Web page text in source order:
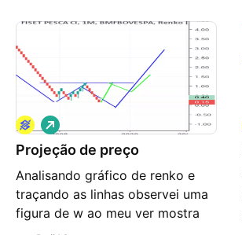
Projeção de preço
Analisando gráfico de renko e
traçando as linhas observei uma
figura de w ao meu ver mostra
uma tentativa na retomada da
V
i
é
s
d
a
l